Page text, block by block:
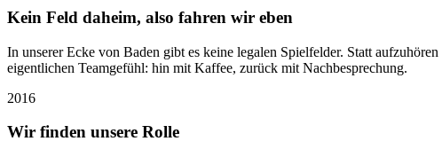
Kein Feld daheim, also fahren wir eben
In unserer Ecke von Baden gibt es keine legalen Spielfelder. Statt
eigentlichen Teamgefühl: hin mit Kaffee, zurück mit Nachbesprechung.
2016
Wir finden unsere Rolle